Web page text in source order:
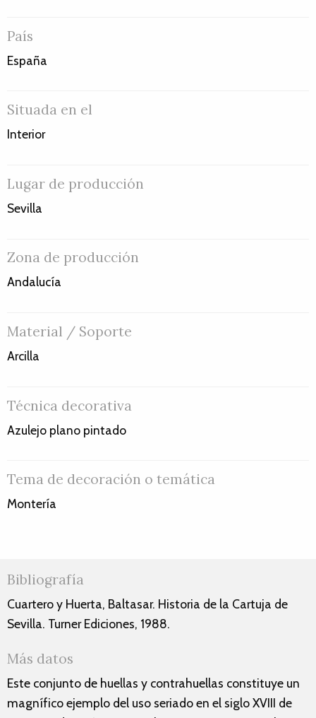
País
España
Situada en el
Interior
Lugar de producción
Sevilla
Zona de producción
Andalucía
Material / Soporte
Arcilla
Técnica decorativa
Azulejo plano pintado
Tema de decoración o temática
Montería
Bibliografía
Cuartero y Huerta, Baltasar. Historia de la Cartuja de
Sevilla. Turner Ediciones, 1988.
Más datos
Este conjunto de huellas y contrahuellas constituye un
magnífico ejemplo del uso seriado en el siglo XVIII de